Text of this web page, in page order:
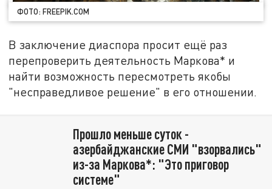
ФОТО: FREEPIK.COM
В заключение диаспора просит ещё раз
перепроверить деятельность Маркова* и
найти возможность пересмотреть якобы
"несправедливое решение" в его отношении.
Прошло меньше суток -
азербайджанские СМИ "взорвались"
из-за Маркова*: "Это приговор
системе"